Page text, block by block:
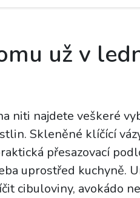
už v
niti najdete veškeré
Skleněné klíčící
přesazovací
uprostřed kuchyně.
cibuloviny, avokádo